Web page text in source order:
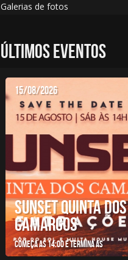
Galerias de fotos
Últimos eventos
15/08/2026
SUNSET QUINTA DOS
CAMARGOS
Começa as 14:00 e termina as